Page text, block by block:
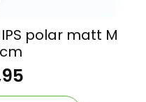
polar matt M